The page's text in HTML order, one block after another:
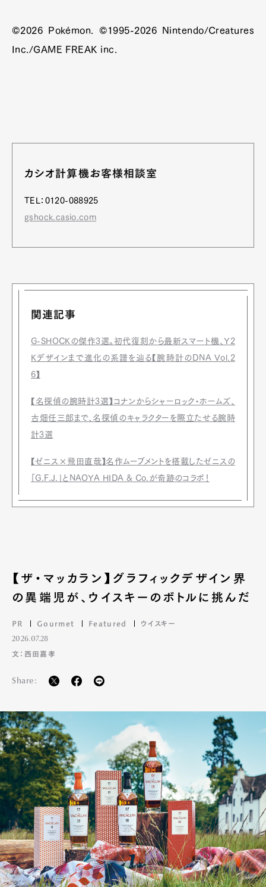
©2026 Pokémon. ©1995-2026 Nintendo/Creatures
Inc./GAME FREAK inc.
カシオ計算機お客様相談室
TEL：0120-088925
gshock.casio.com
関連記事
G-SHOCKの傑作3選。初代復刻から最新スマート機、Y2
Kデザインまで進化の系譜を辿る【腕時計のDNA Vol.2
6】
【名探偵の腕時計3選】コナンからシャーロック・ホームズ、
古畑任三郎まで、名探偵のキャラクターを際立たせる腕時
計3選
【ゼニス×飛田直哉】名作ムーブメントを搭載したゼニスの
「G.F.J.」とNAOYA HIDA & Co.が奇跡のコラボ！
【ザ・マッカラン】グラフィックデザイン界
の異端児が、ウイスキーのボトルに挑んだ
PR Gourmet Featured ウイスキー
2026.07.28
文：西田嘉孝
Share: